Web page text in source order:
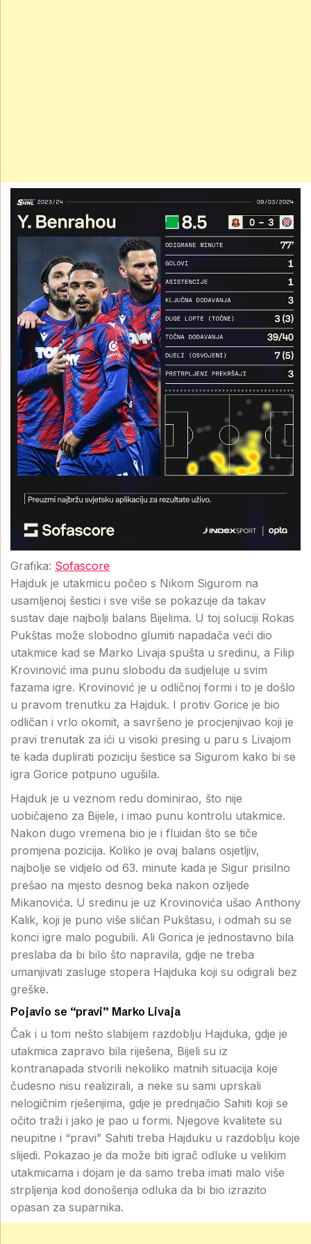
Grafika: Sofascore
Hajduk je utakmicu počeo s Nikom Sigurom na
usamljenoj šestici i sve više se pokazuje da takav
sustav daje najbolji balans Bijelima. U toj soluciji Rokas
Pukštas može slobodno glumiti napadača veći dio
utakmice kad se Marko Livaja spušta u sredinu, a Filip
Krovinović ima punu slobodu da sudjeluje u svim
fazama igre. Krovinović je u odličnoj formi i to je došlo
u pravom trenutku za Hajduk. I protiv Gorice je bio
odličan i vrlo okomit, a savršeno je procjenjivao koji je
pravi trenutak za ići u visoki presing u paru s Livajom
te kada duplirati poziciju šestice sa Sigurom kako bi se
igra Gorice potpuno ugušila.
Hajduk je u veznom redu dominirao, što nije
uobičajeno za Bijele, i imao punu kontrolu utakmice.
Nakon dugo vremena bio je i fluidan što se tiče
promjena pozicija. Koliko je ovaj balans osjetljiv,
najbolje se vidjelo od 63. minute kada je Sigur prisilno
prešao na mjesto desnog beka nakon ozljede
Mikanovića. U sredinu je uz Krovinovića ušao Anthony
Kalik, koji je puno više sličan Pukštasu, i odmah su se
konci igre malo pogubili. Ali Gorica je jednostavno bila
preslaba da bi bilo što napravila, gdje ne treba
umanjivati zasluge stopera Hajduka koji su odigrali bez
greške.
Pojavio se “pravi” Marko Livaja
Čak i u tom nešto slabijem razdoblju Hajduka, gdje je
utakmica zapravo bila riješena, Bijeli su iz
kontranapada stvorili nekoliko matnih situacija koje
čudesno nisu realizirali, a neke su sami uprskali
nelogičnim rješenjima, gdje je prednjačio Sahiti koji se
očito traži i jako je pao u formi. Njegove kvalitete su
neupitne i “pravi” Sahiti treba Hajduku u razdoblju koje
slijedi. Pokazao je da može biti igrač odluke u velikim
utakmicama i dojam je da samo treba imati malo više
strpljenja kod donošenja odluka da bi bio izrazito
opasan za suparnika.